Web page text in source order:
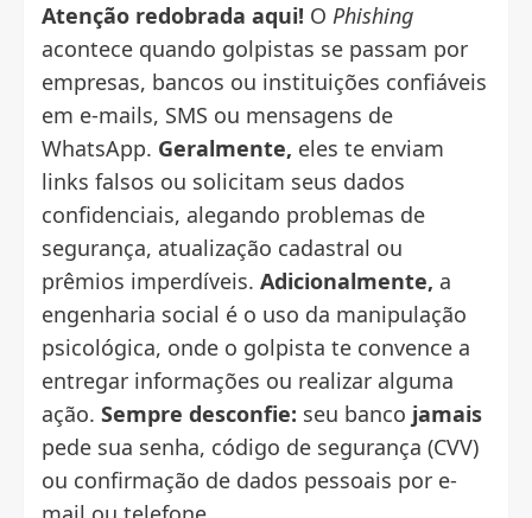
Atenção redobrada aqui! O Phishing
acontece quando golpistas se passam por
empresas, bancos ou instituições confiáveis
em e-mails, SMS ou mensagens de
WhatsApp. Geralmente, eles te enviam
links falsos ou solicitam seus dados
confidenciais, alegando problemas de
segurança, atualização cadastral ou
prêmios imperdíveis. Adicionalmente, a
engenharia social é o uso da manipulação
psicológica, onde o golpista te convence a
entregar informações ou realizar alguma
ação. Sempre desconfie: seu banco jamais
pede sua senha, código de segurança (CVV)
ou confirmação de dados pessoais por e-